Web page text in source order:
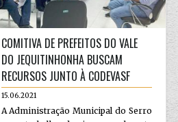
COMITIVA DE PREFEITOS DO VALE
DO JEQUITINHONHA BUSCAM
RECURSOS JUNTO À CODEVASF
15.06.2021
A Administração Municipal do Serro